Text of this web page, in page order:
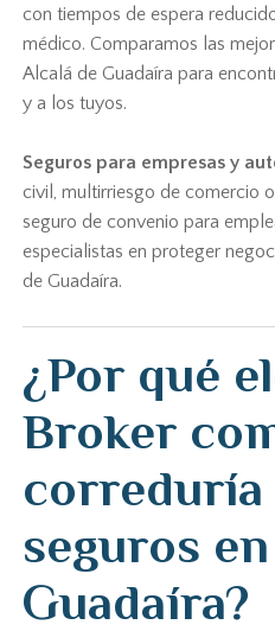
con tiempos de espera
médico. Comparamos las
Alcalá de Guadaíra para
y a los tuyos.
Seguros para empresas y
civil, multirriesgo de comercio
seguro de convenio para
especialistas en proteger
de Guadaíra.
¿Por qué
Broker
correduría
seguros
Guadaíra?